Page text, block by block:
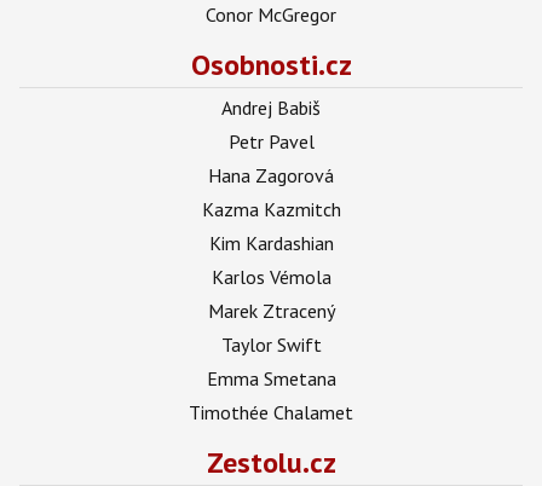
Conor McGregor
Osobnosti.cz
Andrej Babiš
Petr Pavel
Hana Zagorová
Kazma Kazmitch
Kim Kardashian
Karlos Vémola
Marek Ztracený
Taylor Swift
Emma Smetana
Timothée Chalamet
Zestolu.cz